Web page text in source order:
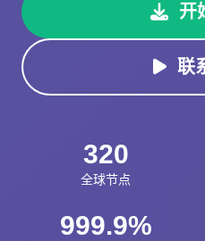
开
联
320
全球节点
999.9%